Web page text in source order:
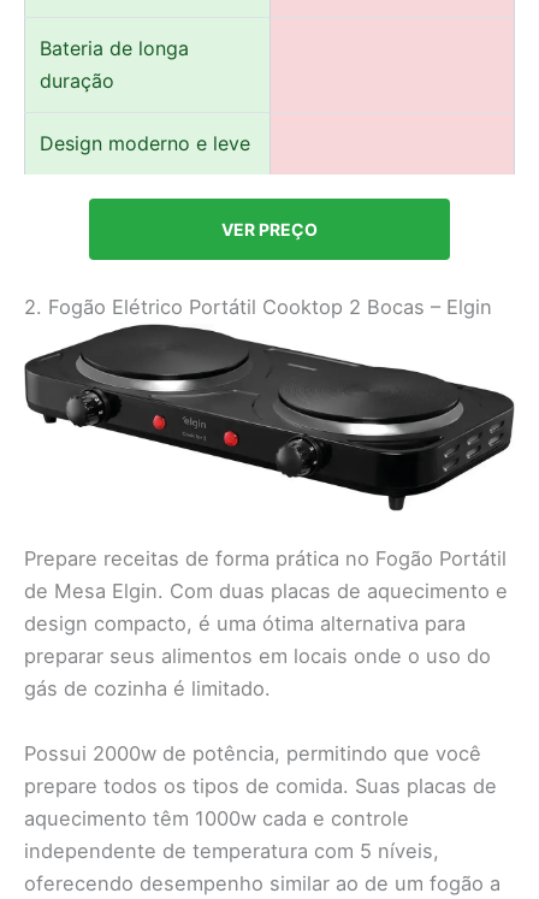
Bateria de longa
duração
Design moderno e leve
VER PREÇO
2. Fogão Elétrico Portátil Cooktop 2 Bocas – Elgin
Prepare receitas de forma prática no Fogão Portátil
de Mesa Elgin. Com duas placas de aquecimento e
design compacto, é uma ótima alternativa para
preparar seus alimentos em locais onde o uso do
gás de cozinha é limitado.
Possui 2000w de potência, permitindo que você
prepare todos os tipos de comida. Suas placas de
aquecimento têm 1000w cada e controle
independente de temperatura com 5 níveis,
oferecendo desempenho similar ao de um fogão a